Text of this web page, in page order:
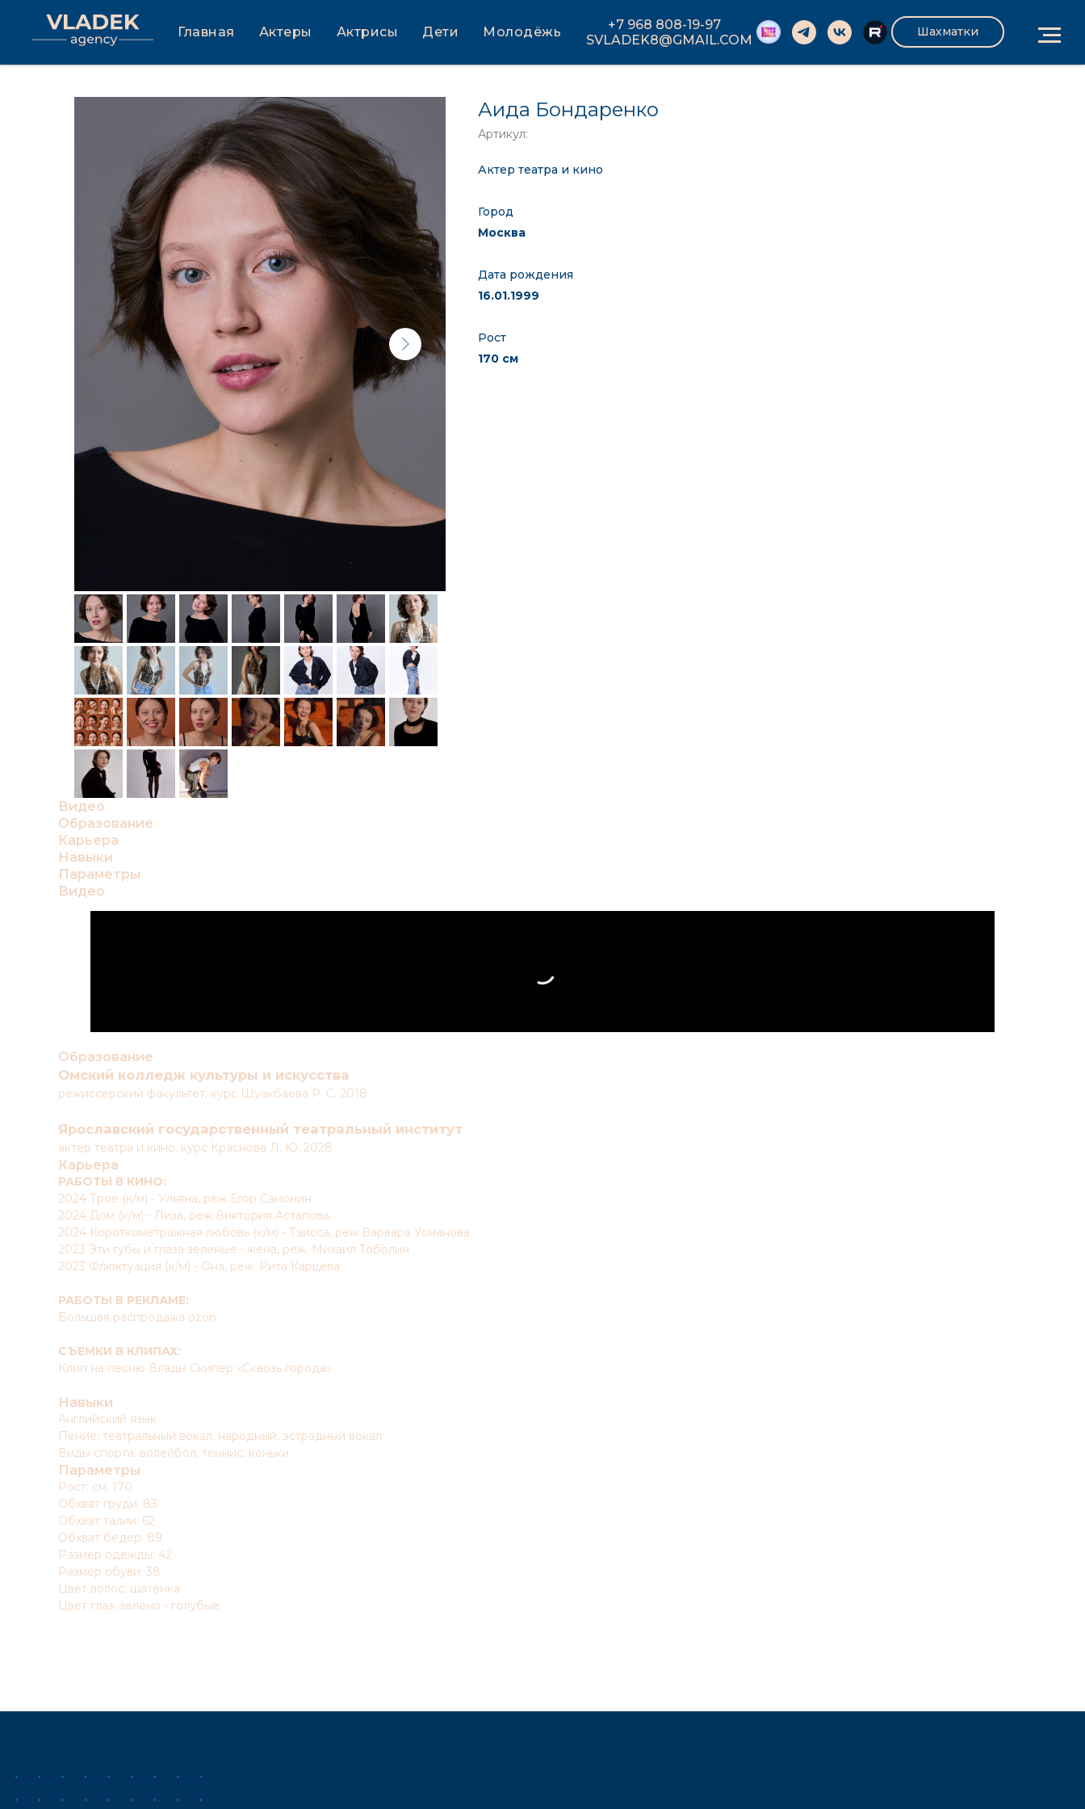
Главная Актеры Актрисы Дети Молодёжь
+7 968 808-19-97
SVLADEK8@GMAIL.COM
Шахматки
Аида Бондаренко
Артикул:
Актер театра и кино
Город
Москва
Дата рождения
16.01.1999
Рост
170 см
Видео
Образование
Карьера
Навыки
Параметры
Видео
Образование
Омский колледж культуры и искусства
режиссерский факультет, курс Шуакбаева Р. С. 2018
Ярославский государственный театральный институт
актер театра и кино, курс Краснова Л. Ю. 2028
Карьера
РАБОТЫ В КИНО:
2024 Трое (к/м) - Ульяна, реж Егор Самонин
2024 Дом (к/м) - Лиза, реж Виктория Астапова
2024 Короткометражная любовь (к/м) - Таисса, реж Варвара Усманова
2023 Эти губы и глаза зеленые - жена, реж. Михаил Тоболин
2023 Флюктуация (к/м) - Она, реж. Рита Карцева
РАБОТЫ В РЕКЛАМЕ:
Большая распродажа ozon
СЪЕМКИ В КЛИПАХ:
Клип на песню Влады Скипер «Сквозь города»
Навыки
Английский язык
Пение: театральный вокал, народный, эстрадный вокал
Виды спорта: волейбол, теннис, коньки
Параметры
Рост: см. 170
Обхват груди: 83
Обхват талии: 62
Обхват бедер: 89
Размер одежды: 42
Размер обуви: 38
Цвет волос: шатенка
Цвет глаз: зелено - голубые